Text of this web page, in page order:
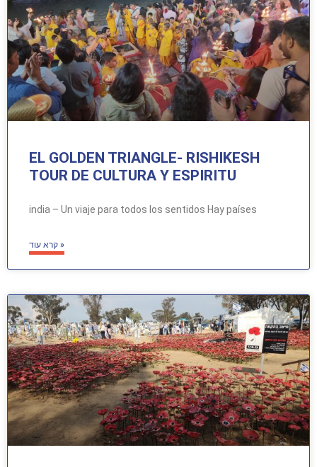
EL GOLDEN TRIANGLE- RISHIKESH
TOUR DE CULTURA Y ESPIRITU
india – Un viaje para todos los sentidos Hay países
קרא עוד »